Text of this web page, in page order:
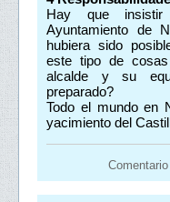
Hay que
Ayuntamiento de
hubiera sido
este tipo de
alcalde y su
preparado?
Todo el mundo en
yacimiento del